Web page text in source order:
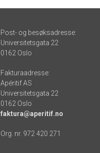
Post- og besøksadresse:
Universitetsgata 22
0162 Oslo
Fakturaadresse:
Apéritif AS
Universitetsgata 22
0162 Oslo
faktura@aperitif.no
Org. nr. 972 420 271